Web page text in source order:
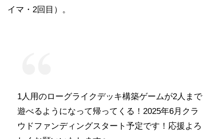
イマ・2回目）。
1人用のローグライクデッキ構築ゲームが2人まで
遊べるようになって帰ってくる！2025年6月クラ
ウドファンディングスタート予定です！応援よろ